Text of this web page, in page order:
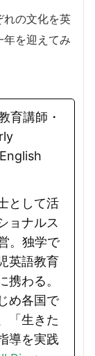
れの文化を英
を迎えてみ
育講師・
として活
ョナルス
。独学で
英語教育
携わる。
め各国で
「生きた
導を実践